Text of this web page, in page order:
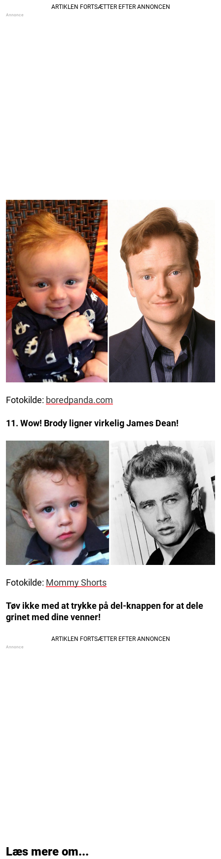
Fotokilde: boredpanda.com
11. Wow! Brody ligner virkelig James Dean!
Fotokilde: Mommy Shorts
Tøv ikke med at trykke på del-knappen for at dele
grinet med dine venner!
Læs mere om...